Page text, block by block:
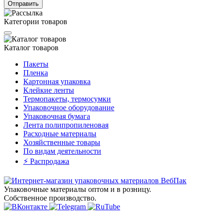
Отправить
Категории товаров
Каталог товаров
Пакеты
Пленка
Картонная упаковка
Клейкие ленты
Термопакеты, термосумки
Упаковочное оборудование
Упаковочная бумага
Лента полипропиленовая
Расходные материалы
Хозяйственные товары
По видам деятельности
⚡️ Распродажа
Упаковочные материалы оптом и в розницу.
Собственное производство.